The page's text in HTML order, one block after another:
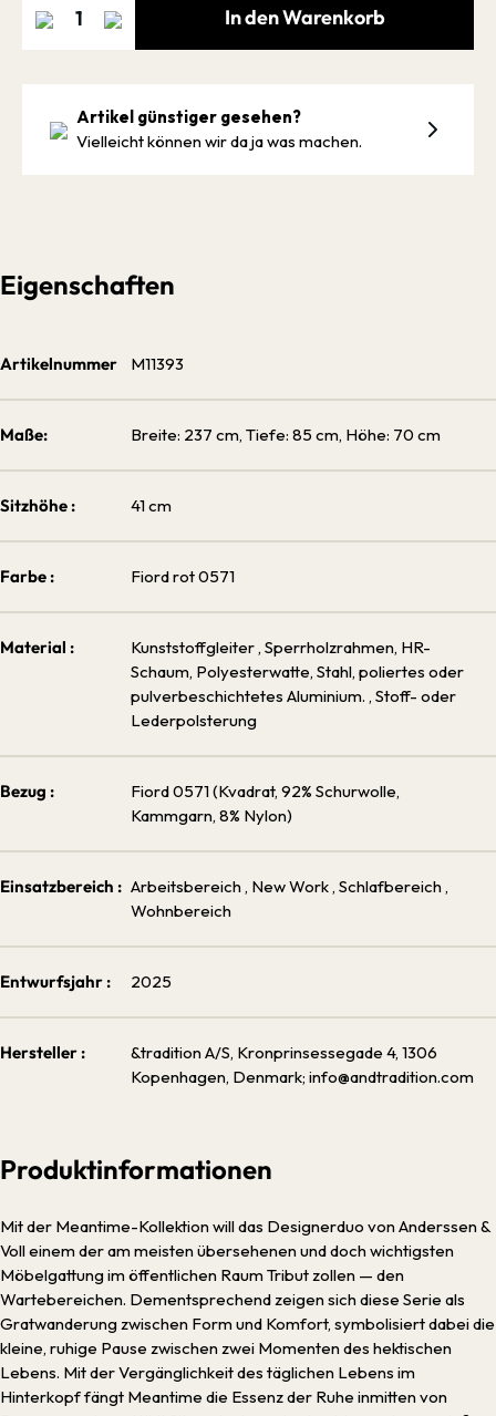
In den Warenkorb
Artikel günstiger gesehen?
Vielleicht können wir da ja was machen.
Eigenschaften
Artikelnummer M11393
Maße: Breite: 237 cm, Tiefe: 85 cm, Höhe: 70 cm
Sitzhöhe : 41 cm
Farbe : Fiord rot 0571
Material : Kunststoffgleiter , Sperrholzrahmen, HR-
Schaum, Polyesterwatte, Stahl, poliertes oder
pulverbeschichtetes Aluminium. , Stoff- oder
Lederpolsterung
Bezug :
Fiord 0571 (Kvadrat, 92% Schurwolle,
Kammgarn, 8% Nylon)
Einsatzbereich : Arbeitsbereich , New Work , Schlafbereich ,
Wohnbereich
Entwurfsjahr : 2025
Hersteller :
&tradition A/S, Kronprinsessegade 4, 1306
Kopenhagen, Denmark; info@andtradition.com
Produktinformationen
Mit der Meantime-Kollektion will das Designerduo von Anderssen &
Voll einem der am meisten übersehenen und doch wichtigsten
Möbelgattung im öffentlichen Raum Tribut zollen — den
Wartebereichen. Dementsprechend zeigen sich diese Serie als
Gratwanderung zwischen Form und Komfort, symbolisiert dabei die
kleine, ruhige Pause zwischen zwei Momenten des hektischen
Lebens. Mit der Vergänglichkeit des täglichen Lebens im
Hinterkopf fängt Meantime die Essenz der Ruhe inmitten von